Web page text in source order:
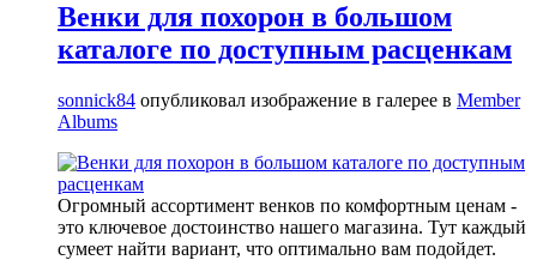
Венки для похорон в большом
каталоге по доступным расценкам
sonnick84 опубликовал изображение в галерее в Member
Albums
Огромный ассортимент венков по комфортным ценам -
это ключевое достоинство нашего магазина. Тут каждый
сумеет найти вариант, что оптимально вам подойдет.